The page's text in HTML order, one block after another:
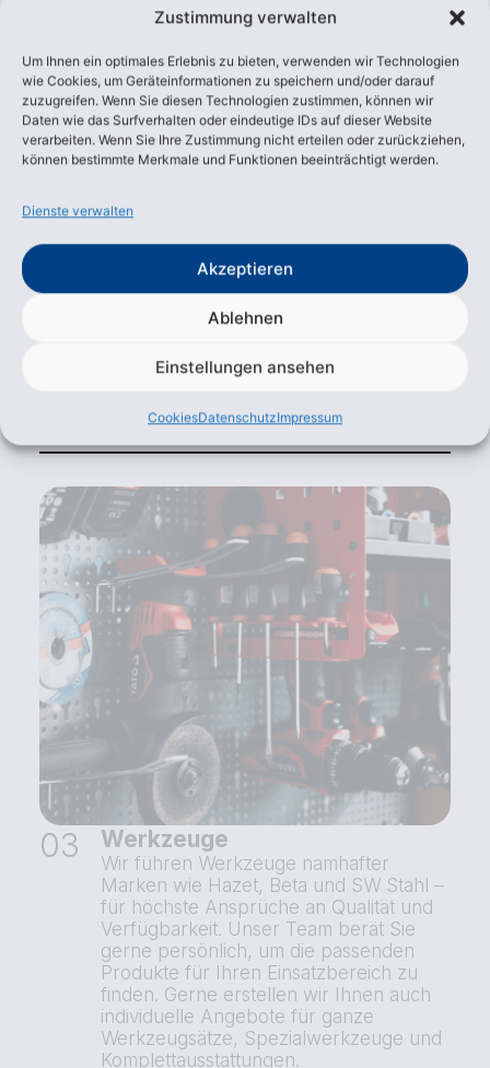
Zustimmung verwalten
Um Ihnen ein optimales Erlebnis zu bieten, verwenden wir Technologien
wie Cookies, um Geräteinformationen zu speichern und/oder darauf
zuzugreifen. Wenn Sie diesen Technologien zustimmen, können wir
Daten wie das Surfverhalten oder eindeutige IDs auf dieser Website
verarbeiten. Wenn Sie Ihre Zustimmung nicht erteilen oder zurückziehen,
können bestimmte Merkmale und Funktionen beeinträchtigt werden.
Dienste verwalten
Akzeptieren
Ablehnen
Einstellungen ansehen
CookiesDatenschutzImpressum
02 Sortiment
Unser Sortiment bietet Ihnen alles, was
70.000 Artikel sofort verfügbar plus
Wischerzubehör bis zu kompletten
Motorblöcken – wir liefern schnell und
zuverlässig. Mit einer breiten Auswahl
Lieferantennetzwerk erfüllen wir Ihre
attraktiven Preisen in kürzester Zeit.
03 Werkzeuge
Wir führen Werkzeuge namhafter
Marken wie Hazet, Beta und SW Stahl –
für höchste Ansprüche an Qualität und
Verfügbarkeit. Unser Team berät Sie
gerne persönlich, um die passenden
Produkte für Ihren Einsatzbereich zu
finden. Gerne erstellen wir Ihnen auch
individuelle Angebote für ganze
Werkzeugsätze, Spezialwerkzeuge und
Komplettausstattungen.